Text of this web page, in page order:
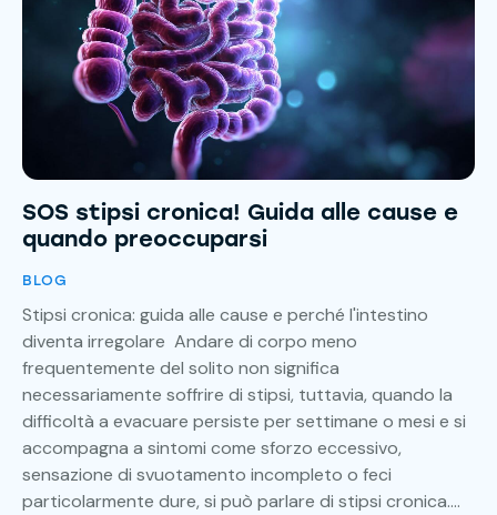
SOS stipsi cronica! Guida alle cause e
quando preoccuparsi
BLOG
Stipsi cronica: guida alle cause e perché l'intestino
diventa irregolare Andare di corpo meno
frequentemente del solito non significa
necessariamente soffrire di stipsi, tuttavia, quando la
difficoltà a evacuare persiste per settimane o mesi e si
accompagna a sintomi come sforzo eccessivo,
sensazione di svuotamento incompleto o feci
particolarmente dure, si può parlare di stipsi cronica.…